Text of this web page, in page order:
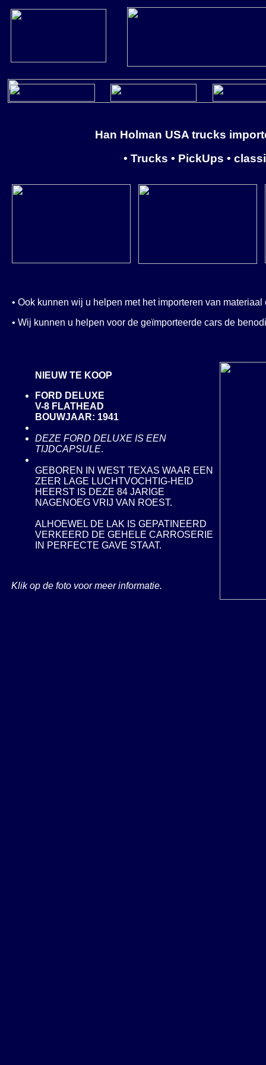
Han Holman USA trucks
• Trucks • PickUps •
• Ook kunnen wij u helpen met het importeren van
• Wij kunnen u helpen voor de geïmporteerde cars de
NIEUW TE KOOP
FORD DELUXE
V-8 FLATHEAD
BOUWJAAR: 1941
DEZE FORD DELUXE IS EEN
TIJDCAPSULE.
GEBOREN IN WEST TEXAS WAAR EEN
ZEER LAGE LUCHTVOCHTIG-HEID
HEERST IS DEZE 84 JARIGE
NAGENOEG VRIJ VAN ROEST.
ALHOEWEL DE LAK IS GEPATINEERD
VERKEERD DE GEHELE CARROSERIE
IN PERFECTE GAVE STAAT.
Klik op de foto voor meer informatie.